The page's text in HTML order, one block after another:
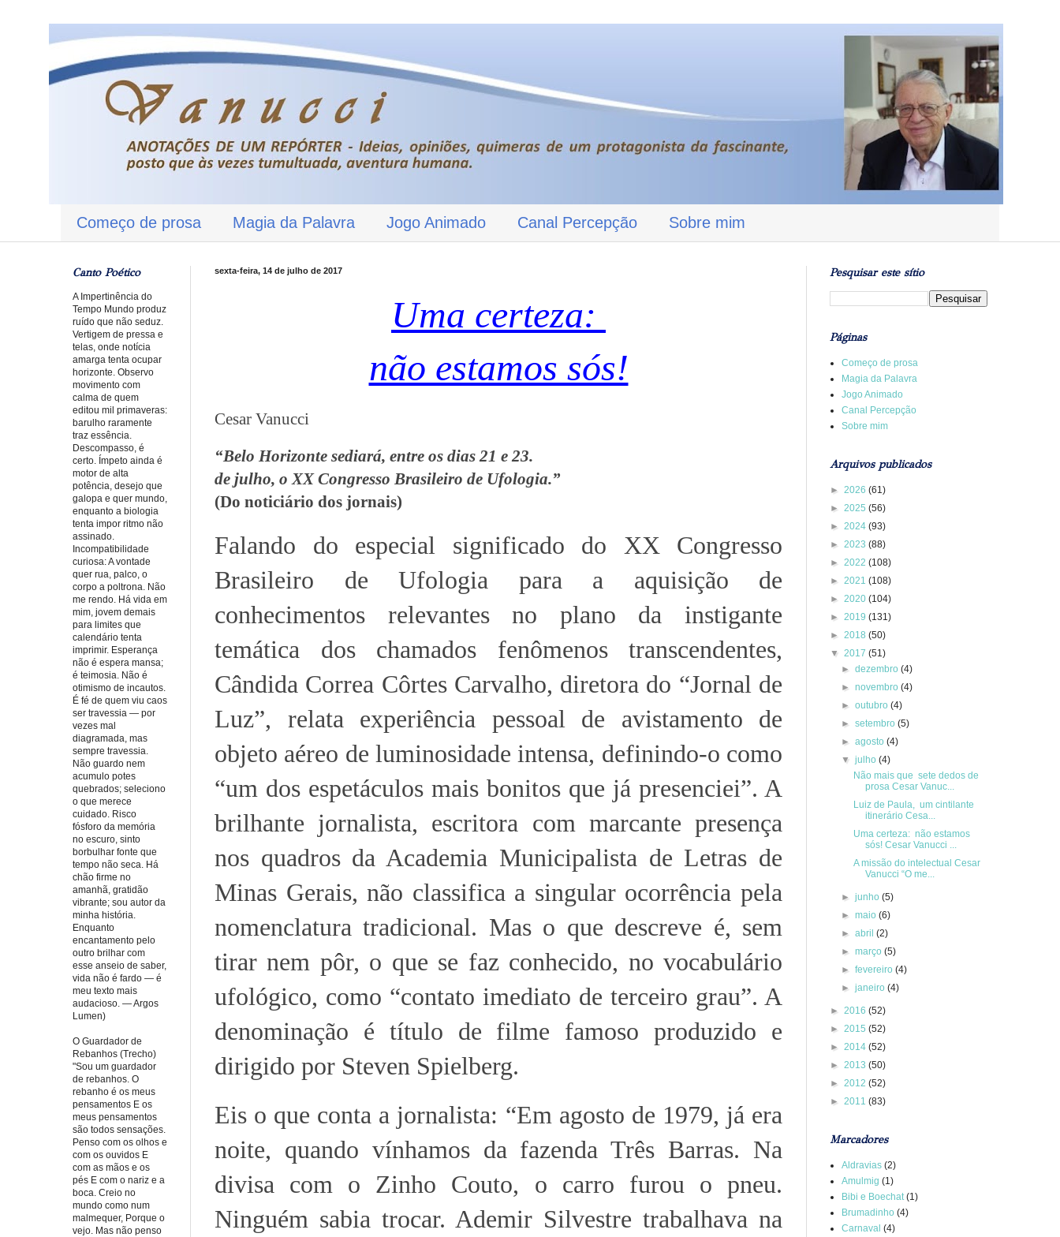
Começo de prosa Magia da Palavra Jogo Animado Canal Percepção Sobre mim
sexta-feira, 14 de julho de 2017
Uma certeza:
não estamos sós!
Cesar Vanucci
“Belo Horizonte sediará, entre os dias 21 e 23.
de julho, o XX Congresso Brasileiro de Ufologia.”
(Do noticiário dos jornais)
Falando do especial significado do XX Congresso
Brasileiro de Ufologia para a aquisição de
conhecimentos relevantes no plano da instigante
temática dos chamados fenômenos transcendentes,
Cândida Correa Côrtes Carvalho, diretora do “Jornal de
Luz”, relata experiência pessoal de avistamento de
objeto aéreo de luminosidade intensa, definindo-o como
“um dos espetáculos mais bonitos que já presenciei”. A
brilhante jornalista, escritora com marcante presença
nos quadros da Academia Municipalista de Letras de
Minas Gerais, não classifica a singular ocorrência pela
nomenclatura tradicional. Mas o que descreve é, sem
tirar nem pôr, o que se faz conhecido, no vocabulário
ufológico, como “contato imediato de terceiro grau”. A
denominação é título de filme famoso produzido e
dirigido por Steven Spielberg.
Eis o que conta a jornalista: “Em agosto de 1979, já era
noite, quando vínhamos da fazenda Três Barras. Na
divisa com o Zinho Couto, o carro furou o pneu.
Ninguém sabia trocar. Ademir Silvestre trabalhava na
Canto Poético
A Impertinência do
Tempo Mundo produz
ruído que não seduz.
Vertigem de pressa e
telas, onde notícia
amarga tenta ocupar
horizonte. Observo
movimento com
calma de quem
editou mil primaveras:
barulho raramente
traz essência.
Descompasso, é
certo. Ímpeto ainda é
motor de alta
potência, desejo que
galopa e quer mundo,
enquanto a biologia
tenta impor ritmo não
assinado.
Incompatibilidade
curiosa: A vontade
quer rua, palco, o
corpo a poltrona. Não
me rendo. Há vida em
mim, jovem demais
para limites que
calendário tenta
imprimir. Esperança
não é espera mansa;
é teimosia. Não é
otimismo de incautos.
É fé de quem viu caos
ser travessia — por
vezes mal
diagramada, mas
sempre travessia.
Não guardo nem
acumulo potes
quebrados; seleciono
o que merece
cuidado. Risco
fósforo da memória
no escuro, sinto
borbulhar fonte que
tempo não seca. Há
chão firme no
amanhã, gratidão
vibrante; sou autor da
minha história.
Enquanto
encantamento pelo
outro brilhar com
esse anseio de saber,
vida não é fardo — é
meu texto mais
audacioso. — Argos
Lumen)
O Guardador de
Rebanhos (Trecho)
"Sou um guardador
de rebanhos. O
rebanho é os meus
pensamentos E os
meus pensamentos
são todos sensações.
Penso com os olhos e
com os ouvidos E
com as mãos e os
pés E com o nariz e a
boca. Creio no
mundo como num
malmequer, Porque o
vejo. Mas não penso
Pesquisar este sítio
Páginas
Começo de prosa
Magia da Palavra
Jogo Animado
Canal Percepção
Sobre mim
Arquivos publicados
► 2026 (61)
► 2025 (56)
► 2024 (93)
► 2023 (88)
► 2022 (108)
► 2021 (108)
► 2020 (104)
► 2019 (131)
► 2018 (50)
▼ 2017 (51)
►dezembro(4)
►novembro(4)
►outubro(4)
►setembro(5)
►agosto(4)
▼julho(4)
Não mais que sete dedos de
prosa Cesar Vanuc...
Luiz de Paula, um cintilante
itinerário Cesa...
Uma certeza: não estamos
sós! Cesar Vanucci ...
A missão do intelectual Cesar
Vanucci “O me...
►junho(5)
►maio(6)
►abril(2)
►março(5)
►fevereiro(4)
►janeiro(4)
► 2016 (52)
► 2015 (52)
► 2014 (52)
► 2013 (50)
► 2012 (52)
► 2011 (83)
Marcadores
Aldravias (2)
Amulmig (1)
Bibi e Boechat (1)
Brumadinho (4)
Carnaval (4)